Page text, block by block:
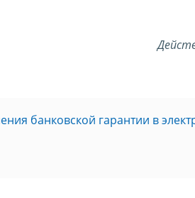
банковской гарантии в